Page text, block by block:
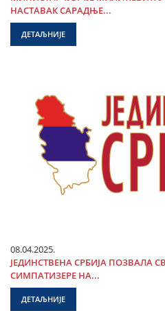
НАСТАВАК САРАДЊЕ...
ДЕТАЉНИЈЕ
08.04.2025.
ЈЕДИНСТВЕНА СРБИЈА ПОЗВАЛА
СИМПАТИЗЕРЕ НА...
ДЕТАЉНИЈЕ